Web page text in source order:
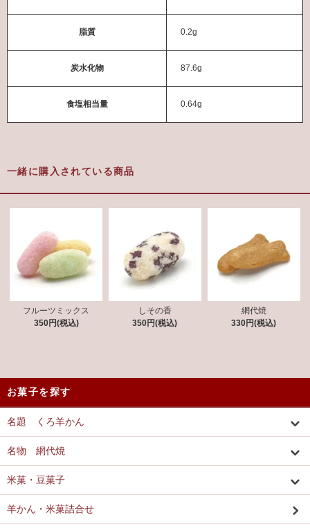
脂質 0.2g
炭水化物 87.6g
食塩相当量 0.64g
一緒に購入されている商品
フルーツミックス
350円(税込)
しその香
350円(税込)
網代焼
330円(税込)
お菓子を探す
名題 くろ羊かん
名物 網代焼
米菓・豆菓子
羊かん・米菓詰合せ